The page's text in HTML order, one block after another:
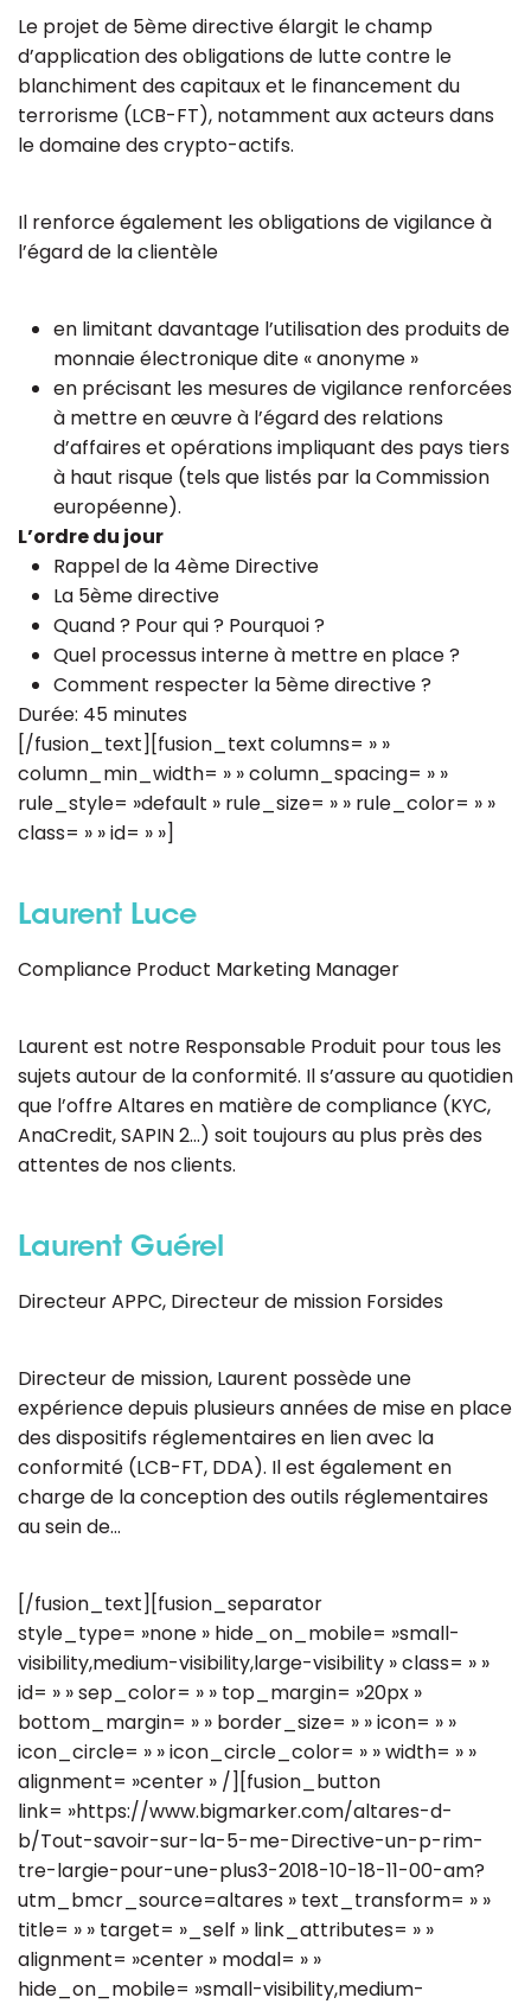
Le projet de 5ème directive élargit le champ
d’application des obligations de lutte contre le
blanchiment des capitaux et le financement du
terrorisme (LCB-FT), notamment aux acteurs dans
le domaine des crypto-actifs.
Il renforce également les obligations de vigilance à
l’égard de la clientèle
en limitant davantage l’utilisation des produits de
monnaie électronique dite « anonyme »
en précisant les mesures de vigilance renforcées
à mettre en œuvre à l’égard des relations
d’affaires et opérations impliquant des pays tiers
à haut risque (tels que listés par la Commission
européenne).
L’ordre du jour
Rappel de la 4ème Directive
La 5ème directive
Quand ? Pour qui ? Pourquoi ?
Quel processus interne à mettre en place ?
Comment respecter la 5ème directive ?
Durée: 45 minutes
[/fusion_text][fusion_text columns= » »
column_min_width= » » column_spacing= » »
rule_style= »default » rule_size= » » rule_color= » »
class= » » id= » »]
Laurent Luce
Compliance Product Marketing Manager
Laurent est notre Responsable Produit pour tous les
sujets autour de la conformité. Il s’assure au quotidien
que l’offre Altares en matière de compliance (KYC,
AnaCredit, SAPIN 2…) soit toujours au plus près des
attentes de nos clients.
Laurent Guérel
Directeur APPC, Directeur de mission Forsides
Directeur de mission, Laurent possède une
expérience depuis plusieurs années de mise en place
des dispositifs réglementaires en lien avec la
conformité (LCB-FT, DDA). Il est également en
charge de la conception des outils réglementaires
au sein de…
[/fusion_text][fusion_separator
style_type= »none » hide_on_mobile= »small-
visibility,medium-visibility,large-visibility » class= » »
id= » » sep_color= » » top_margin= »20px »
bottom_margin= » » border_size= » » icon= » »
icon_circle= » » icon_circle_color= » » width= » »
alignment= »center » /][fusion_button
link= »https://www.bigmarker.com/altares-d-
b/Tout-savoir-sur-la-5-me-Directive-un-p-rim-
tre-largie-pour-une-plus3-2018-10-18-11-00-am?
utm_bmcr_source=altares » text_transform= » »
title= » » target= »_self » link_attributes= » »
alignment= »center » modal= » »
hide_on_mobile= »small-visibility,medium-